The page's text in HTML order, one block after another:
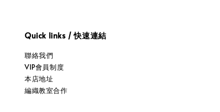
Quick links / 快速連結
聯絡我們
VIP會員制度
本店地址
編織教室合作